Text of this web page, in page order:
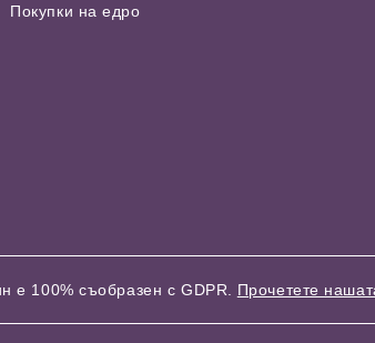
Покупки на едро
е 100% съобразен с GDPR. Прочетете